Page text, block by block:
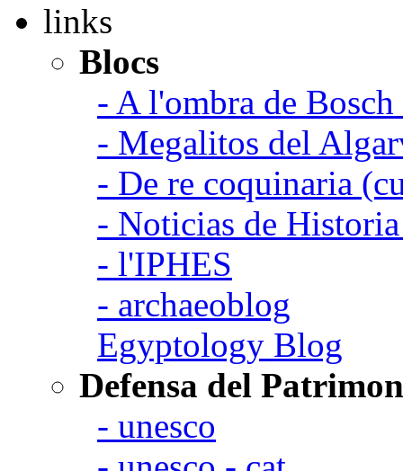
links
Blocs
- A l'ombra de
- Megalitos del
- De re coquinaria
- Noticias de
- l'IPHES
- archaeoblog
Egyptology Blog
Defensa del
- unesco